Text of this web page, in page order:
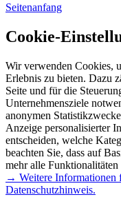
Seitenanfang
Cookie-
Wir verwenden Cookies,
Erlebnis zu bieten. Dazu
Seite und für die
Unternehmensziele
anonymen
Anzeige personalisierter
entscheiden, welche
beachten Sie, dass auf
mehr alle
→ Weitere Informationen
Datenschutzhinweis.